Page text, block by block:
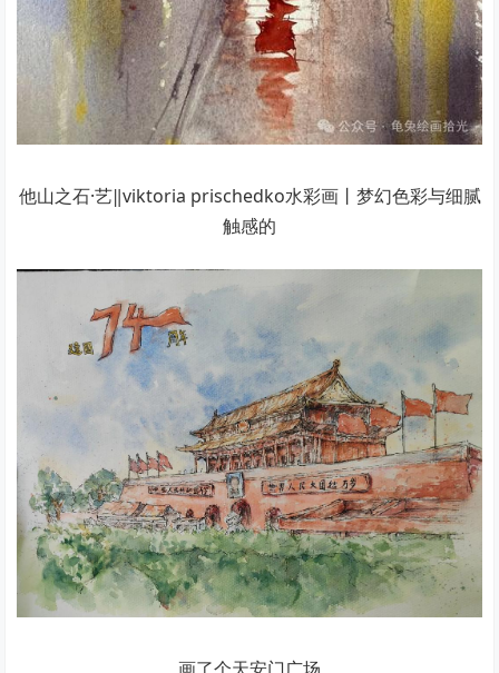
他山之石·艺‖viktoria prischedko水彩画丨梦幻色彩与细腻
触感的
画了个天安门广场